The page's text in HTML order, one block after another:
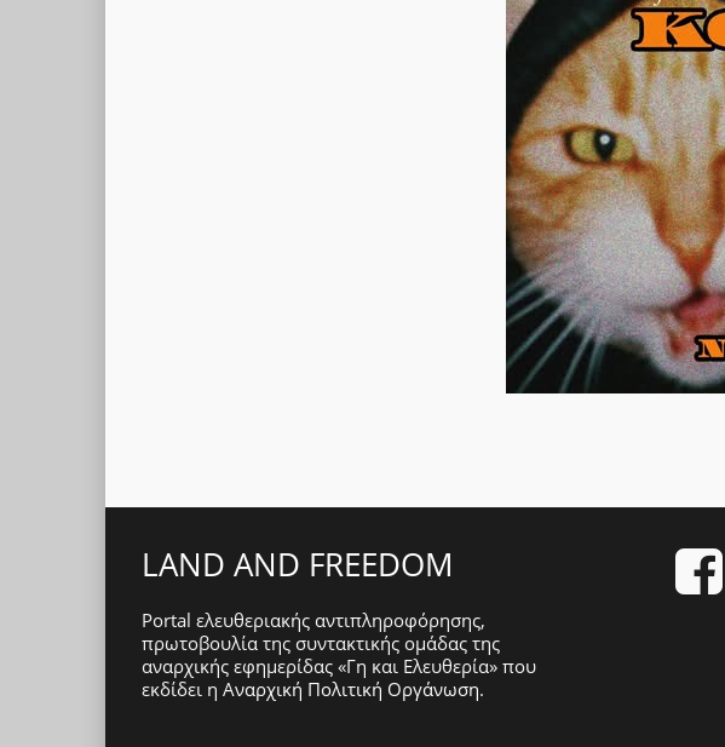
LAND AND FREEDOM
Portal ελευθεριακής αντιπληροφόρησης,
πρωτοβουλία της συντακτικής ομάδας της
αναρχικής εφημερίδας «Γη και Ελευθερία» που
εκδίδει η Αναρχική Πολιτική Οργάνωση.